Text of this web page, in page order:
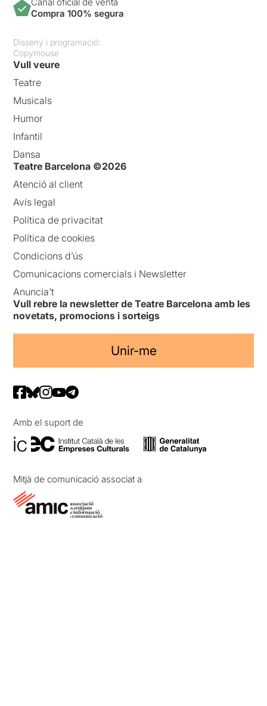
Compra 100% segura
Disseny i programació:
Copymouse
Vull veure
Teatre
Musicals
Humor
Infantil
Dansa
Teatre Barcelona ©2026
Atenció al client
Avís legal
Política de privacitat
Política de cookies
Condicions d’ús
Comunicacions comercials i Newsletter
Anuncia’t
Vull rebre la newsletter de Teatre Barcelona amb les
novetats, promocions i sorteigs
Unir-me
Amb el suport de
Mitjà de comunicació associat a